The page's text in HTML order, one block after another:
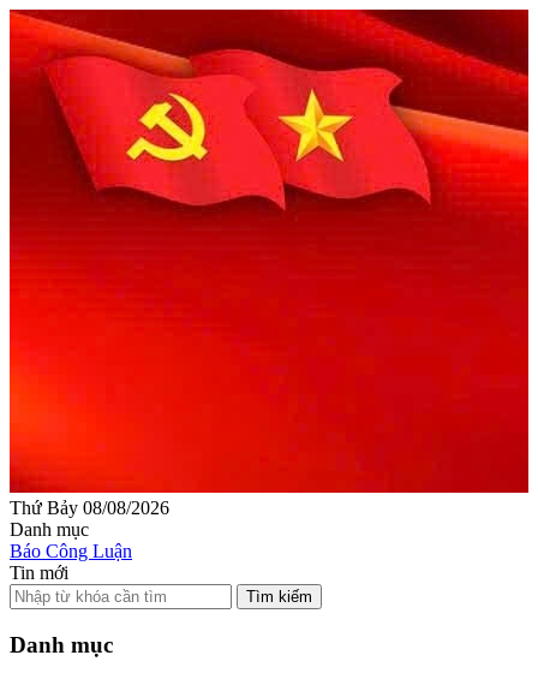
Thứ Bảy 08/08/2026
Danh mục
Báo Công Luận
Tin mới
Tìm kiếm
Danh mục